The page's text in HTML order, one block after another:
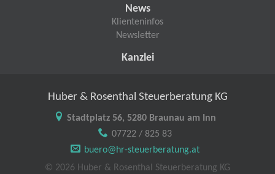
News
Klienteninfos
Newsletter
Kanzlei
Huber & Rosenthal Steuerberatung KG
Stadtplatz 56, 5280 Braunau am Inn
07722 / 825 83
buero@hr-steuerberatung.at
© 2026 Huber & Rosenthal Steuerberatung KG